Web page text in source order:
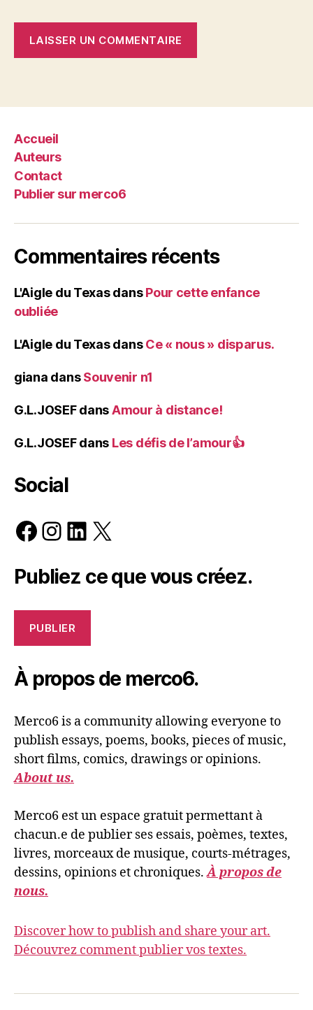
Accueil
Auteurs
Contact
Publier sur merco6
Commentaires récents
L'Aigle du TexasdansPour cette enfance
oubliée
L'Aigle du TexasdansCe « nous » disparus.
giana dansSouvenir n1
G.L.JOSEFdansAmour à distance!
G.L.JOSEFdans Les défis de l’amour👍
Social
Facebook
Instagram
LinkedIn
X
Publiez ce que vous créez.
PUBLIER
À propos de merco6.
Merco6 is a community allowing everyone to
publish essays, poems, books, pieces of music,
short films, comics, drawings or opinions.
About us.
Merco6 est un espace gratuit permettant à
chacun.e de publier ses essais, poèmes, textes,
livres, morceaux de musique, courts-métrages,
dessins, opinions et chroniques.À propos de
nous.
Discover how to publish and share your art.
Découvrez comment publier vos textes.